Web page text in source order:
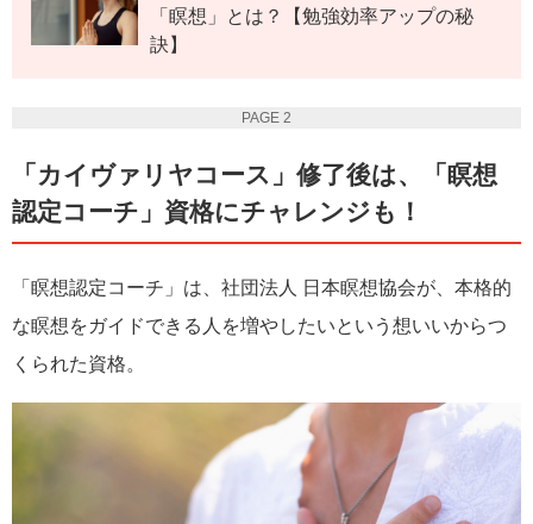
「瞑想」とは？【勉強効率アップの秘
訣】
PAGE 2
「カイヴァリヤコース」修了後は、「瞑想
認定コーチ」資格にチャレンジも！
「瞑想認定コーチ」は、社団法人 日本瞑想協会が、本格的
な瞑想をガイドできる人を増やしたいという想いいからつ
くられた資格。